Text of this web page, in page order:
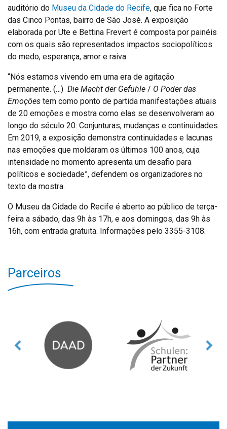
auditório do Museu da Cidade do Recife, que fica no Forte
das Cinco Pontas, bairro de São José. A exposição
elaborada por Ute e Bettina Frevert é composta por painéis
com os quais são representados impactos sociopolíticos
do medo, esperança, amor e raiva.
“Nós estamos vivendo em uma era de agitação
permanente. (…) Die Macht der Gefühle / O Poder das
Emoções tem como ponto de partida manifestações atuais
de 20 emoções e mostra como elas se desenvolveram ao
longo do século 20: Conjunturas, mudanças e continuidades.
Em 2019, a exposição demonstra continuidades e lacunas
nas emoções que moldaram os últimos 100 anos, cuja
intensidade no momento apresenta um desafio para
políticos e sociedade”, defendem os organizadores no
texto da mostra.
O Museu da Cidade do Recife é aberto ao público de terça-
feira a sábado, das 9h às 17h, e aos domingos, das 9h às
16h, com entrada gratuita. Informações pelo 3355-3108.
Parceiros